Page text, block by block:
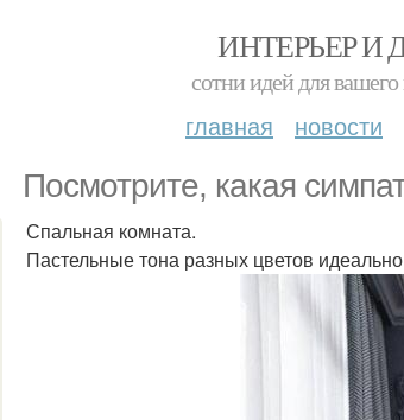
ИНТЕРЬЕР И
сотни идей для
главная новости
Посмотрите, какая
Спальная комната.
Пастельные тона разных цветов